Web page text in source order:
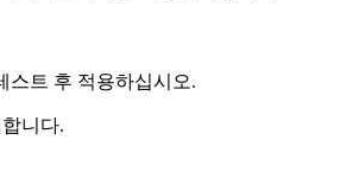
스트 후 적용하십시오.
니다.